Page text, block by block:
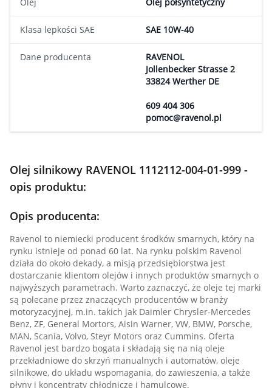
Klasa lepkości SAE SAE 10W-40
Dane producenta
RAVENOL
Jollenbecker Strasse 2
33824 Werther DE
609 404 306
pomoc@ravenol.pl
Olej silnikowy RAVENOL 1112112-004-01-999 -
opis produktu:
Opis producenta:
Ravenol to niemiecki producent środków smarnych, który na
rynku istnieje od ponad 60 lat. Na rynku polskim Ravenol
działa do około dekady, a misją przedsiębiorstwa jest
dostarczanie klientom olejów i innych produktów smarnych o
najwyższych parametrach. Warto zaznaczyć, że oleje tej marki
są polecane przez znaczących producentów w branży
motoryzacyjnej, m.in. takich jak Daimler Chrysler-Mercedes
Benz, ZF, General Mortors, Aisin Warner, VW, BMW, Porsche,
MAN, Scania, Volvo, Steyr Motors oraz Cummins. Oferta
Ravenol jest bardzo bogata i składają się na nią oleje
przekładniowe do skrzyń manualnych i automatów, oleje
silnikowe, do układu wspomagania, do zawieszenia, a także
płyny i koncentraty chłodnicze i hamulcowe.